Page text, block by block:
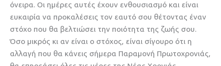
όνειρα. Οι ημέρες αυτές έχουν ενθουσιασμό και είναι
ευκαιρία να προκαλέσεις τον εαυτό σου θέτοντας έναν
στόχο που θα βελτιώσει την ποιότητα της ζωής σου.
Όσο μικρός κι αν είναι ο στόχος, είναι σίγουρο ότι η
αλλαγή που θα κάνεις σήμερα Παραμονή Πρωτοχρονιάς,